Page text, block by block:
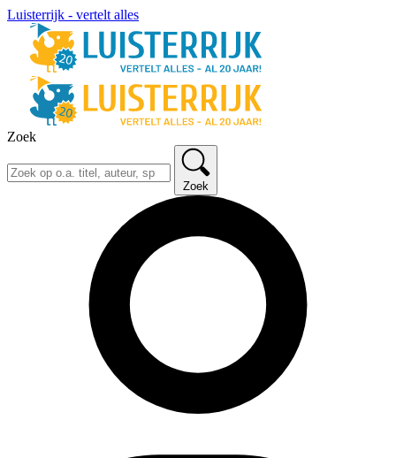
Luisterrijk - vertelt alles
Zoek
Zoek